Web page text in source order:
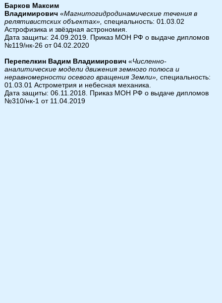
Барков Максим
Владимирович «Магнитогидродинамические течения в
релятивистских объектах», специальность: 01.03.02
Астрофизика и звёздная астрономия.
Дата защиты: 24.09.2019. Приказ МОН РФ о выдаче дипломов
№119/нк-26 от 04.02.2020
Перепелкин Вадим Владимирович «Численно-
аналитические модели движения земного полюса и
неравномерности осевого вращения Земли», специальность:
01.03.01 Астрометрия и небесная механика.
Дата защиты: 06.11.2018. Приказ МОН РФ о выдаче дипломов
№310/нк-1 от 11.04.2019